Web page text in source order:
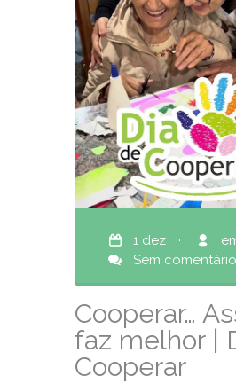
1 dez ·
Sem
Cooperar…
faz melhor |
Cooperar